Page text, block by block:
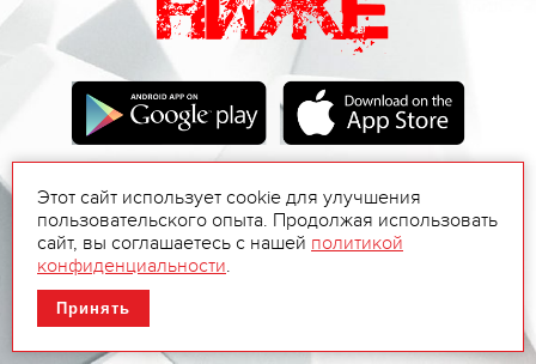
Этот сайт использует cookie для улучшения
пользовательского опыта. Продолжая использовать
сайт, вы соглашаетесь с нашей политикой
конфиденциальности.
Принять